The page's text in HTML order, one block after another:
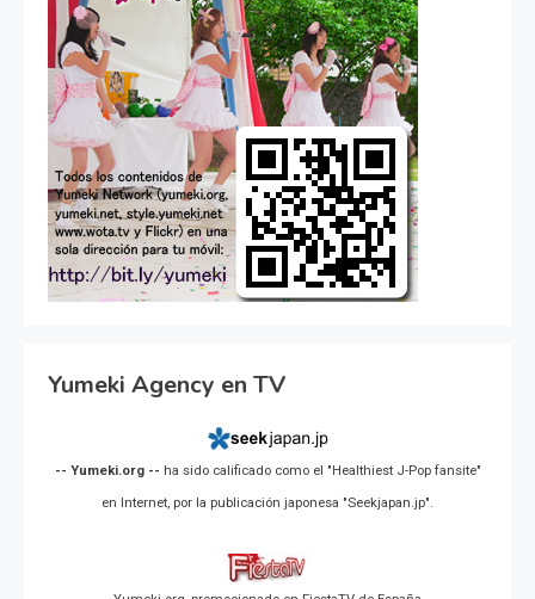
Yumeki Agency en TV
-- Yumeki.org -- ha sido calificado como el "Healthiest J-Pop fansite"
en Internet, por la publicación japonesa "Seekjapan.jp".